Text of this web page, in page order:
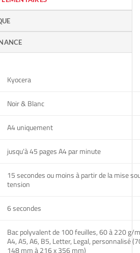
Kyocera
Noir & Blanc
A4 uniquement
jusqu’à 45 pages A4 par minute
15 secondes ou moins à partir de la mise
tension
6 secondes
Bac polyvalent de 100 feuilles, 60 à 220 g/
A4, A5, A6, B5, Letter, Legal, personnalisé
148 mm à 216 x 356 mm)